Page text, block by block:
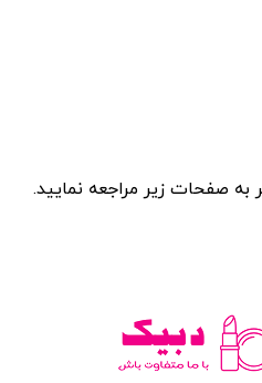
صفحات زیر مراجعه نمایید.